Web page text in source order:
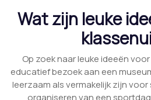
Wat zijn leuke
Op zoek naar leuke ideeën
educatief bezoek aan een
leerzaam als vermakelijk zijn
organiseren van een